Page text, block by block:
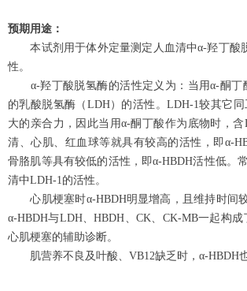
预期用途：
本试剂用于体外定量测定人血清中α-羟丁酸
性。
α-羟丁酸脱氢酶的活性定义为：当用α-酮丁
的乳酸脱氢酶（LDH）的活性。LDH-1较其它
大的亲合力，因此当用α-酮丁酸作为底物时，
清、心肌、红血球等就具有较高的活性，即α-
骨胳肌等具有较低的活性，即α-HBDH活性低。
清中LDH-1的活性。
心肌梗塞时α-HBDH明显增高，且维持时间
α-HBDH与LDH、HBDH、CK、CK-MB一起构
心肌梗塞的辅助诊断。
肌营养不良及叶酸、VB12缺乏时，α-HBDH